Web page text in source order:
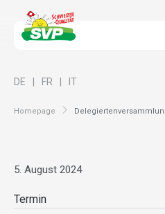
Homepage
DE FR IT
5. August 2024
Termin